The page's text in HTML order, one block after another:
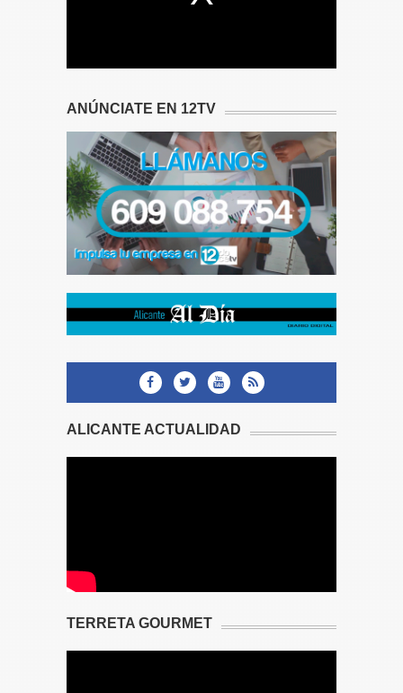
ANÚNCIATE EN 12TV
ALICANTE ACTUALIDAD
TERRETA GOURMET